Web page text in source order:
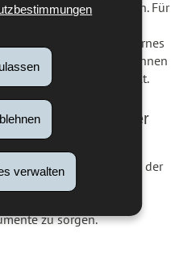
verwalten
entmagnetisiert werden. Für
elektronischer
Sie sich bitte an ein externes
das Ihnen
Bescheinigung ausstellt.
öffentlichen oder
der Verantwortung der
ratsam, ein
und für eine sichere
zu sorgen.